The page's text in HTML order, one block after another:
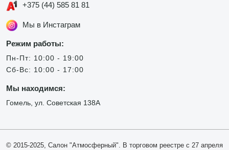
+375 (44) 585 81 81
Мы в Инстаграм
Режим работы:
Пн-Пт: 10:00 - 19:00
Сб-Вс: 10:00 - 17:00
Мы находимся:
Гомель, ул. Советская 138А
© 2015-2025, Салон "Атмосферный". В торговом реестре с 27 апреля